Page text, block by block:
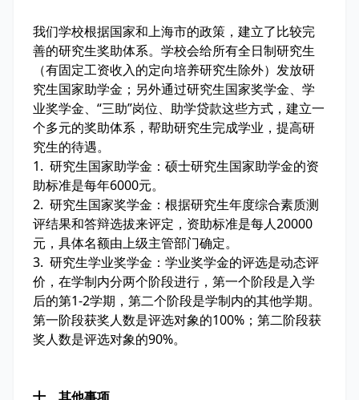
我们学校根据国家和上海市的政策，建立了比较完
善的研究生奖助体系。学校会给所有全日制研究生
（有固定工资收入的定向培养研究生除外）发放研
究生国家助学金；另外通过研究生国家奖学金、学
业奖学金、“三助”岗位、助学贷款这些方式，建立一
个多元的奖助体系，帮助研究生完成学业，提高研
究生的待遇。
1. 研究生国家助学金：硕士研究生国家助学金的资
助标准是每年6000元。
2. 研究生国家奖学金：根据研究生年度综合素质测
评结果和答辩选拔来评定，资助标准是每人20000
元，具体名额由上级主管部门确定。
3. 研究生学业奖学金：学业奖学金的评选是动态评
价，在学制内分两个阶段进行，第一个阶段是入学
后的第1-2学期，第二个阶段是学制内的其他学期。
第一阶段获奖人数是评选对象的100%；第二阶段获
奖人数是评选对象的90%。